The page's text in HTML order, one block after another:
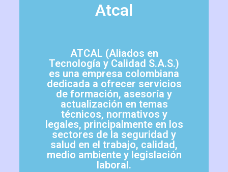
Atcal
ATCAL (Aliados en
Tecnología y Calidad S.A.S.)
es una empresa colombiana
dedicada a ofrecer servicios
de formación, asesoría y
actualización en temas
técnicos, normativos y
legales, principalmente en los
sectores de la seguridad y
salud en el trabajo, calidad,
medio ambiente y legislación
laboral.